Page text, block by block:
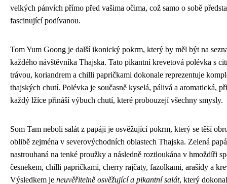
velkých pánvích přímo před vašima očima, což samo o sobě
fascinující podívanou.
Tom Yum Goong je další ikonický pokrm, který by měl být na
každého návštěvníka Thajska. Tato pikantní krevetová polévka s
trávou, koriandrem a chilli papričkami dokonale reprezentuje
thajských chutí. Polévka je současně kyselá, pálivá a aromatická,
každý lžíce přináší výbuch chutí, které probouzejí všechny smysly.
Som Tam neboli salát z papáji je osvěžující pokrm, který se těší
oblibě zejména v severovýchodních oblastech Thajska. Zelená
nastrouhaná na tenké proužky a následně roztloukána v hmoždíři
česnekem, chilli papričkami, cherry rajčaty, fazolkami, arašídy a
Výsledkem je neuvěřitelně osvěžující a pikantní salát, který